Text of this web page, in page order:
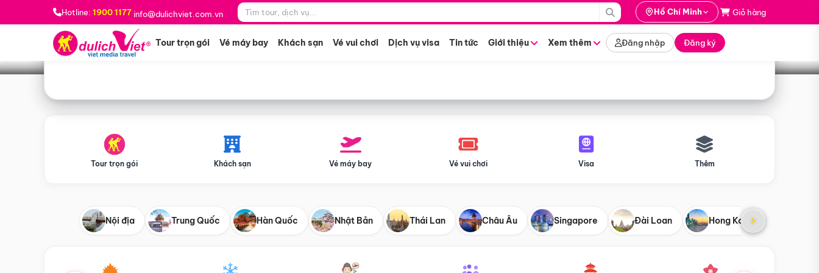
Hotline: 1900 1177 info@dulichviet.com.vn Hồ Chí Minh Giỏ hàng
Tour trọn gói Vé máy bay Khách sạn Vé vui chơi Dịch vụ visa Tin tức Giới thiệu Xem thêm Đăng nhập Đăng ký
Bạn muốn đi đâu? *
Tìm tour
Tour trọn gói Khách sạn Vé máy bay Vé vui chơi Visa Thêm
Nội địa Trung Quốc Hàn Quốc Nhật Bản Thái Lan Châu Âu Singapore Đài Loan Hong Kong